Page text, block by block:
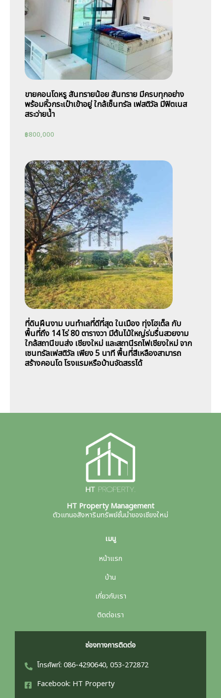
ขายคอนโดหรู สันทรายน้อย สันทราย มีครบทุกอย่าง
พร้อมหิ้วกระเป๋าเข้าอยู่ ใกล้เซ็นทรัล เฟสติวัล มีฟิตเนส
สระว่ายน้ำ
฿800,000
ที่ดินผืนงาม บนทำเลที่ดีที่สุด ในเมือง ทุ่งโฮเต็ล กับ
พื้นที่ถึง 14 ไร่ 80 ตารางวา มีต้นไม้ใหญ่ร่มรื่นสวยงาม
ใกล้สถานีขนส่ง เชียงใหม่ และสถานีรถไฟเชียงใหม่ จาก
เซนทรัลเฟสติวัล เพียง 5 นาที พื้นที่สีเหลืองสามารถ
สร้างคอนโด โรงแรมหรือบ้านจัดสรรได้
HT Property Management
ตัวแทนอสังหาริมทรัพย์ชั้นนำของเชียงใหม่
เมนู
หน้าแรก
บ้าน
เกี่ยวกับเรา
ติดต่อเรา
ช่องทางการติดต่อ
โทรศัพท์: 086-4290640, 053-272872
Facebook: HT Property